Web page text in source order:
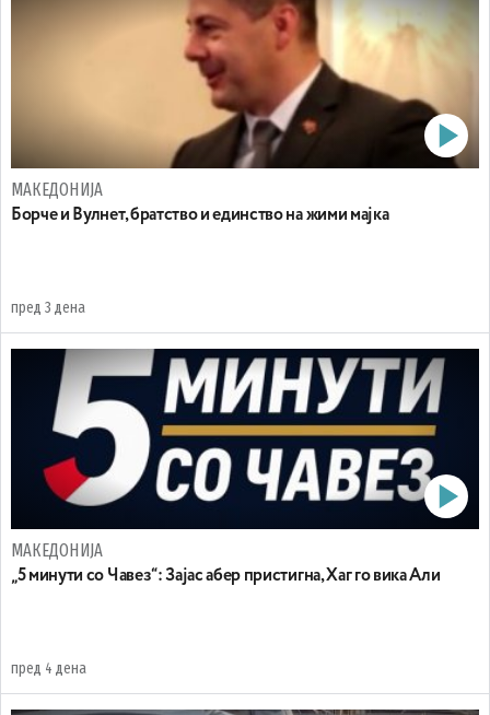
МАКЕДОНИЈА
Борче и Вулнет, братство и единство на жими мајка
пред 3 дена
МАКЕДОНИЈА
„5 минути со Чавез“: Зајас абер пристигна, Хаг го вика Али
пред 4 дена